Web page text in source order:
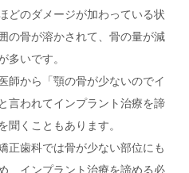
どのダメージが加わっている状
の骨が溶かされて、骨の量が減
多いです。
師から「顎の骨が少ないのでイ
言われてインプラント治療を諦
聞くこともあります。
正歯科では骨が少ない部位にも
、インプラント治療を諦める必